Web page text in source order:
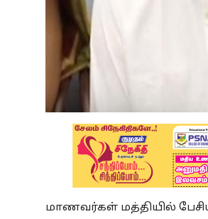
மாணவர்கள் மத்தியில்